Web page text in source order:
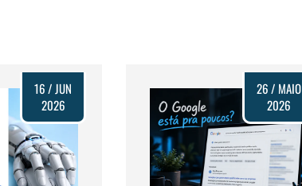
16 / JUN
2026
26 / MAIO
2026